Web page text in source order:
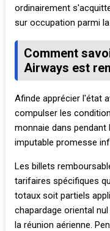
ordinairement
sur occupation parmi
Comment
Airways est
Afinde apprécier l'état
compulser les
monnaie dans
imputable promesse
Les billets
tarifaires spécifiques
totaux soit partiels
chapardage oriental
la réunion aérienne.